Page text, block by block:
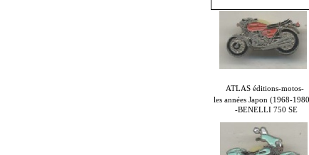
ATLAS éditions-motos-
les années Japon (1968-
-BENELLI 750 SE